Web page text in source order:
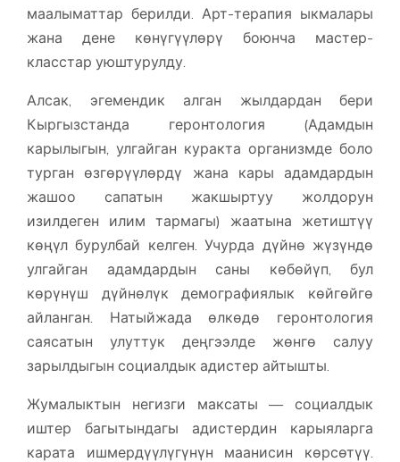
маалыматтар берилди. Арт-терапия ыкмалары
жана дене көнүгүүлөрү боюнча мастер-
класстар уюштурулду.
Алсак, эгемендик алган жылдардан бери
Кыргызстанда геронтология (Адамдын
карылыгын, улгайган куракта организмде боло
турган өзгөрүүлөрдү жана кары адамдардын
жашоо сапатын жакшыртуу жолдорун
изилдеген илим тармагы) жаатына жетиштүү
көңүл бурулбай келген. Учурда дүйнө жүзүндө
улгайган адамдардын саны көбөйүп, бул
көрүнүш дүйнөлүк демографиялык көйгөйгө
айланган. Натыйжада өлкөдө геронтология
саясатын улуттук деңгээлде жөнгө салуу
зарылдыгын социалдык адистер айтышты.
Жумалыктын негизги максаты — социалдык
иштер багытындагы адистердин карыяларга
карата ишмердүүлүгүнүн маанисин көрсөтүү.